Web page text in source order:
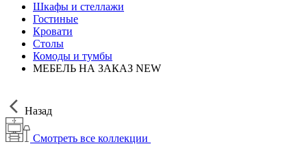
Шкафы и стеллажи
Гостиные
Кровати
Столы
Комоды и тумбы
МЕБЕЛЬ НА ЗАКАЗ NEW
Назад
Смотреть все коллекции